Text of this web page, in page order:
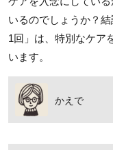
いるのでしょうか？
1回」は、特別なケア
います。
かえで